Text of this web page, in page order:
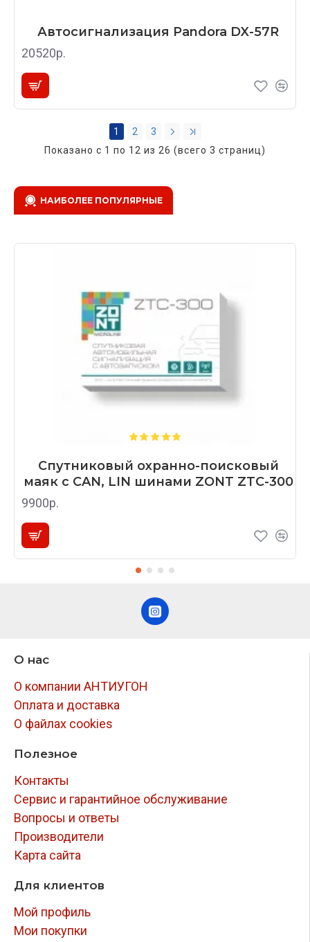
Автосигнализация Pandora DX-57R
20520р.
1 2
3
Показано с 1 по 12 из 26 (всего 3 страниц)
НАИБОЛЕЕ ПОПУЛЯРНЫЕ
Спутниковый охранно-поисковый
маяк с CAN, LIN шинами ZONT ZTC-300
9900р.
О нас
О компании АНТИУГОН
Оплата и доставка
О файлах cookies
Полезное
Контакты
Сервис и гарантийное обслуживание
Вопросы и ответы
Производители
Карта сайта
Для клиентов
Мой профиль
Мои покупки